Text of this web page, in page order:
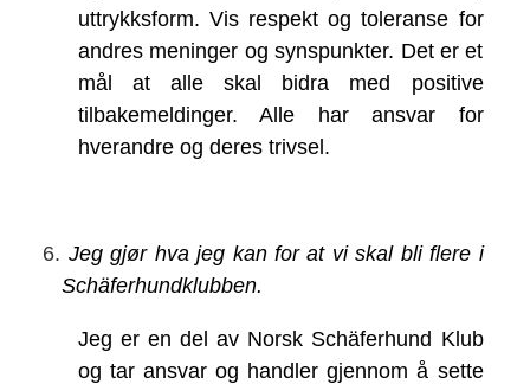
uttrykksform. Vis respekt og toleranse for
andres meninger og synspunkter. Det er et
mål at alle skal bidra med positive
tilbakemeldinger. Alle har ansvar for
hverandre og deres trivsel.
6. Jeg gjør hva jeg kan for at vi skal bli flere i
Schäferhundklubben.
Jeg er en del av Norsk Schäferhund Klub
og tar ansvar og handler gjennom å sette